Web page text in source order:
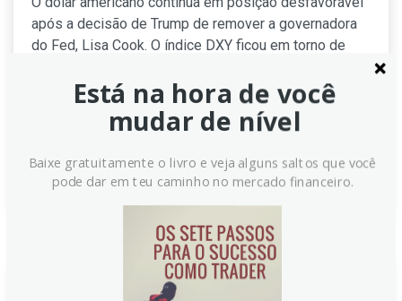
após a decisão de Trump de remover a governadora
do Fed, Lisa Cook. O índice DXY ficou em torno de
Frances Cheung e Christopher Wong, apontam
possíveis negociações em duas direções no curto
prazo pela frente.
Continue lendo
Está na hora de você
mudar de nível
Baixe gratuitamente o livro e veja alguns saltos que você
pode dar em teu caminho no mercado financeiro.